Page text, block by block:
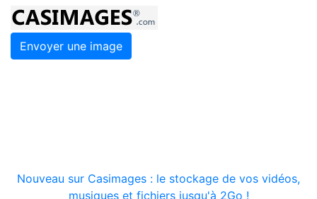
Envoyer une image
Nouveau sur Casimages : le stockage de vos vidéos,
musiques et fichiers jusqu'à 2Go !